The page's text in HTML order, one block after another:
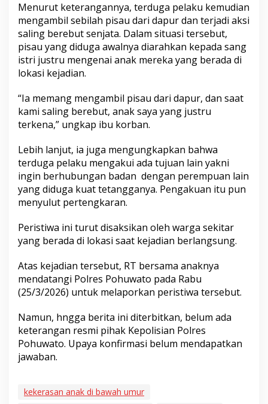
Menurut keterangannya, terduga pelaku kemudian
mengambil sebilah pisau dari dapur dan terjadi aksi
saling berebut senjata. Dalam situasi tersebut,
pisau yang diduga awalnya diarahkan kepada sang
istri justru mengenai anak mereka yang berada di
lokasi kejadian.
“Ia memang mengambil pisau dari dapur, dan saat
kami saling berebut, anak saya yang justru
terkena,” ungkap ibu korban.
Lebih lanjut, ia juga mengungkapkan bahwa
terduga pelaku mengakui ada tujuan lain yakni
ingin berhubungan badan dengan perempuan lain
yang diduga kuat tetangganya. Pengakuan itu pun
menyulut pertengkaran.
Peristiwa ini turut disaksikan oleh warga sekitar
yang berada di lokasi saat kejadian berlangsung.
Atas kejadian tersebut, RT bersama anaknya
mendatangi Polres Pohuwato pada Rabu
(25/3/2026) untuk melaporkan peristiwa tersebut.
Namun, hngga berita ini diterbitkan, belum ada
keterangan resmi pihak Kepolisian Polres
Pohuwato. Upaya konfirmasi belum mendapatkan
jawaban.
kekerasan anak di bawah umur